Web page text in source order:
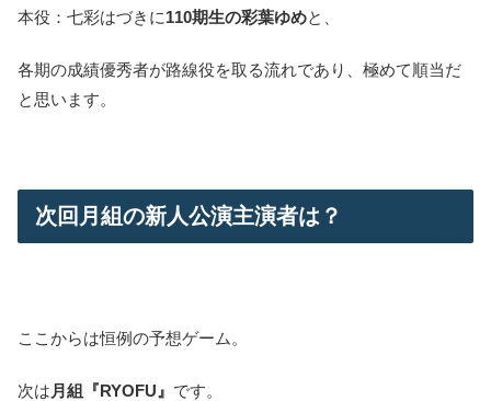
本役：七彩はづきに110期生の彩葉ゆめと、
各期の成績優秀者が路線役を取る流れであり、極めて順当だ
と思います。
次回月組の新人公演主演者は？
ここからは恒例の予想ゲーム。
次は 月組『RYOFU』 です。